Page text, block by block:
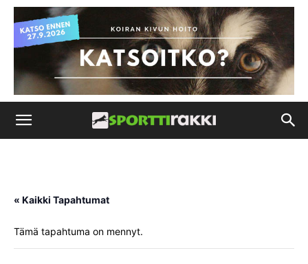
« Kaikki Tapahtumat
Tämä tapahtuma on mennyt.